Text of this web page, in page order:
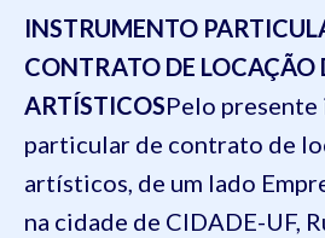
INSTRUMENTO
CONTRATO DE LOCAÇÃO
ARTÍSTICOSPelo
particular de contrato de
artísticos, de um lado
na cidade de CIDADE-UF,